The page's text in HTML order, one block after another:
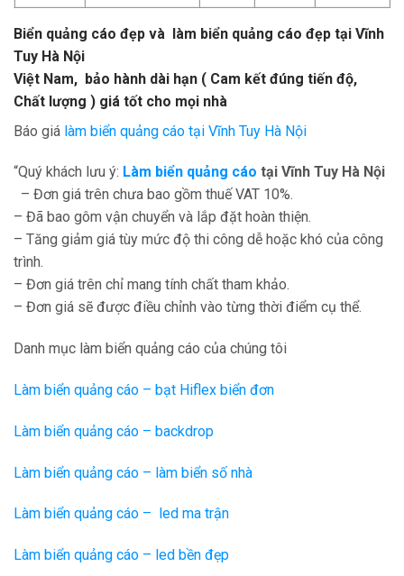
Biển quảng cáo đẹp và làm biển quảng cáo đẹp tại Vĩnh
Tuy Hà Nội
Việt Nam, bảo hành dài hạn ( Cam kết đúng tiến độ,
Chất lượng ) giá tốt cho mọi nhà
Báo giá làm biển quảng cáo tại Vĩnh Tuy Hà Nội
“Quý khách lưu ý: Làm biển quảng cáo tại Vĩnh Tuy Hà Nội
– Đơn giá trên chưa bao gồm thuế VAT 10%.
– Đã bao gôm vận chuyển và lắp đặt hoàn thiện.
– Tăng giảm giá tùy mức độ thi công dễ hoặc khó của công
trình.
– Đơn giá trên chỉ mang tính chất tham khảo.
– Đơn giá sẽ được điều chỉnh vào từng thời điểm cụ thể.
Danh mục làm biển quảng cáo của chúng tôi
Làm biển quảng cáo – bạt Hiflex biển đơn
Làm biển quảng cáo – backdrop
Làm biển quảng cáo – làm biển số nhà
Làm biển quảng cáo – led ma trận
Làm biển quảng cáo – led bền đẹp